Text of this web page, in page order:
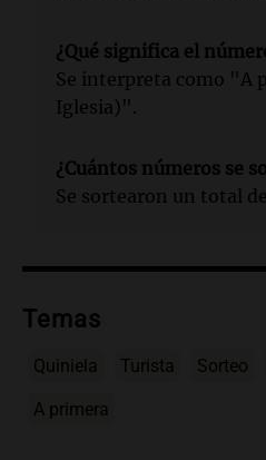
¿Qué significa el
Se interpreta como "A
Iglesia)".
¿Cuántos números se
Se sortearon un total
Temas
Quiniela Turista Sorteo
A primera